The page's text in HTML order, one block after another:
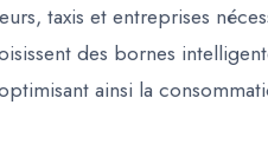
taxis et entreprises
des bornes
ainsi la